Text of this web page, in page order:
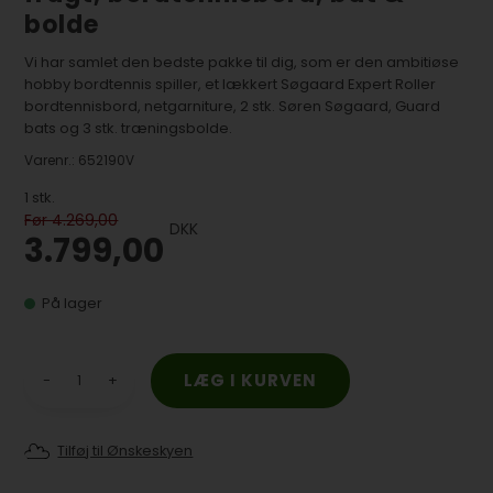
bolde
Vi har samlet den bedste pakke til dig, som er den ambitiøse
hobby bordtennis spiller, et lækkert Søgaard Expert Roller
bordtennisbord, netgarniture, 2 stk. Søren Søgaard, Guard
bats og 3 stk. træningsbolde.
Varenr.: 652190V
1 stk.
Før 4.269,00
3.799,00 DKK
På lager
- +
Tilføj til Ønskeskyen